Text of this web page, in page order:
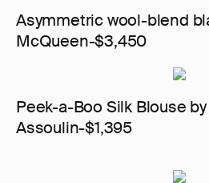
Asymmetric wool-blend
McQueen-$3,450
Peek-a-Boo Silk Blouse
Assoulin-$1,395